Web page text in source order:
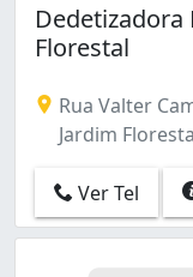
Dedetizadora
Florestal
Rua Valter
Jardim
Ver Tel